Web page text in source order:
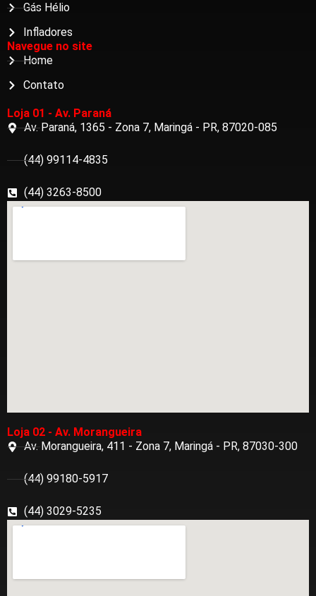
Gás Hélio
Infladores
Navegue no site
Home
Contato
Loja 01 - Av. Paraná
Av. Paraná, 1365 - Zona 7, Maringá - PR, 87020-085
(44) 99114-4835
(44) 3263-8500
Loja 02 - Av. Morangueira
Av. Morangueira, 411 - Zona 7, Maringá - PR, 87030-300
(44) 99180-5917
(44) 3029-5235